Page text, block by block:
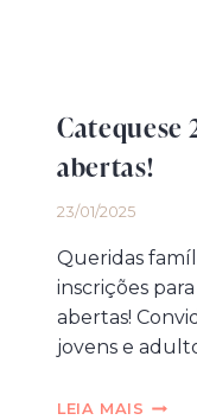
Catequese
abertas!
23/01/2025
Queridas
inscrições
abertas!
jovens e
LEIA MAIS